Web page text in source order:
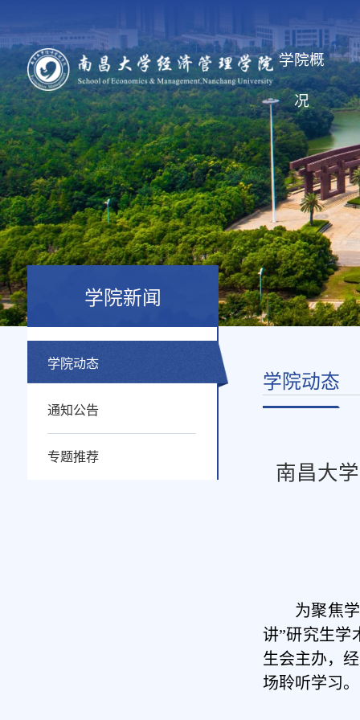
学院概
况
学院新闻
学院动态
通知公告
专题推荐
学院动态
南昌大
为聚焦
讲”研究生学
生会主办，
场聆听学习。